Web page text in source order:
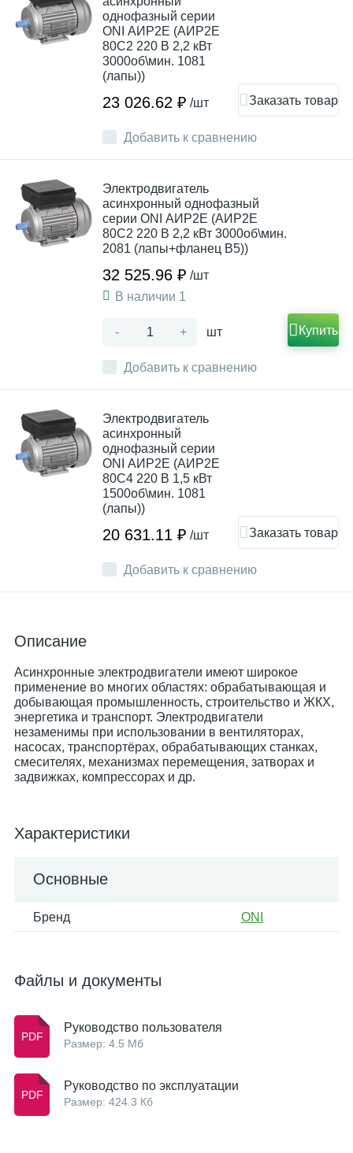
Добавить к сравнению
однофазный серии
ONI АИР2Е (АИР2Е
80C2 220 В 2,2 кВт
3000об\мин. 1081
(лапы))
23 026.62 ₽ /шт Заказать товар
Добавить к сравнению
Электродвигатель
асинхронный однофазный
серии ONI АИР2Е (АИР2Е
80C2 220 В 2,2 кВт 3000об\мин.
2081 (лапы+фланец В5))
32 525.96 ₽ /шт
В наличии 1
- + шт Купить
Добавить к сравнению
Электродвигатель
асинхронный
однофазный серии
ONI АИР2Е (АИР2Е
80C4 220 В 1,5 кВт
1500об\мин. 1081
(лапы))
20 631.11 ₽ /шт Заказать товар
Описание
Асинхронные электродвигатели имеют широкое
применение во многих областях: обрабатывающая и
добывающая промышленность, строительство и ЖКХ,
энергетика и транспорт. Электродвигатели
незаменимы при использовании в вентиляторах,
насосах, транспортёрах, обрабатывающих станках,
смесителях, механизмах перемещения, затворах и
задвижках, компрессорах и др.
Характеристики
Основные
Бренд ONI
Файлы и документы
Руководство пользователя
Размер: 4.5 Мб
Руководство по эксплуатации
Размер: 424.3 Кб